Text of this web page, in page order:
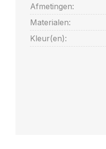
Afmetingen:
Materialen:
Kleur(en):